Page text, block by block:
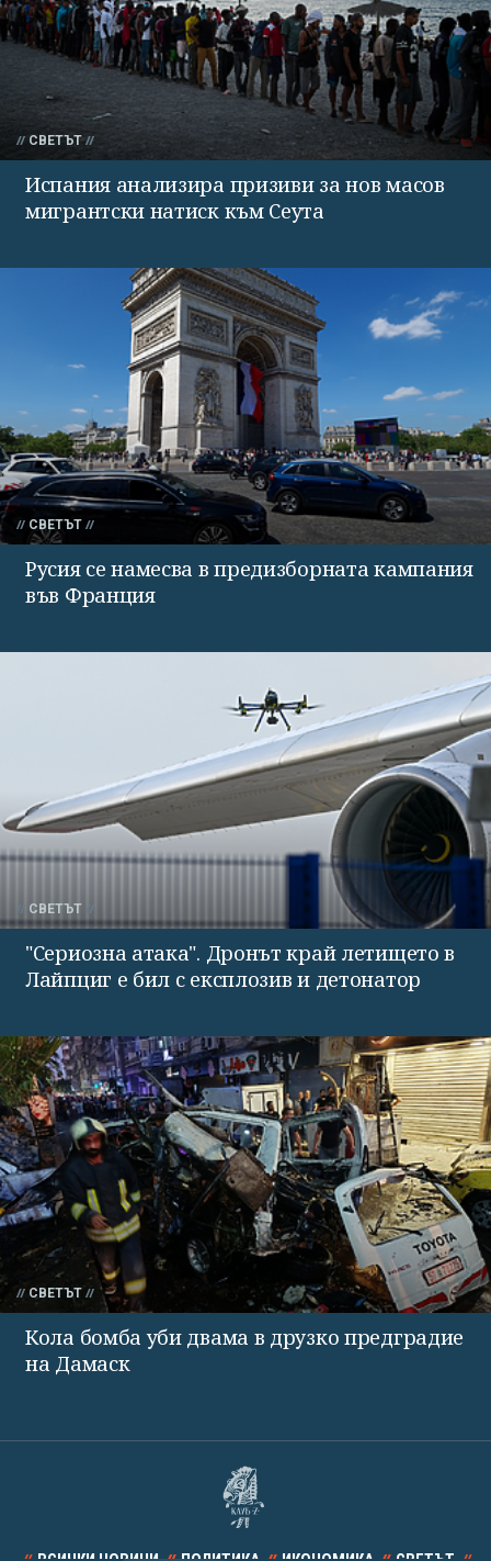
СВЕТЪТ
Испания анализира призиви за нов масов
мигрантски натиск към Сеута
СВЕТЪТ
Русия се намесва в предизборната кампания
във Франция
СВЕТЪТ
"Сериозна атака". Дронът край летището в
Лайпциг е бил с експлозив и детонатор
СВЕТЪТ
Кола бомба уби двама в друзко предградие
на Дамаск